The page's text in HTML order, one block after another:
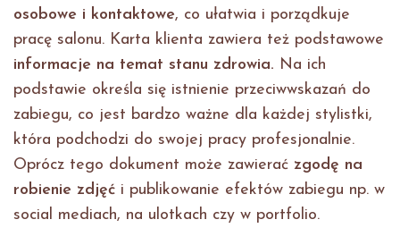
osobowe i kontaktowe, co ułatwia i porządkuje
pracę salonu. Karta klienta zawiera też podstawowe
informacje na temat stanu zdrowia. Na ich
podstawie określa się istnienie przeciwwskazań do
zabiegu, co jest bardzo ważne dla każdej stylistki,
która podchodzi do swojej pracy profesjonalnie.
Oprócz tego dokument może zawierać zgodę na
robienie zdjęć i publikowanie efektów zabiegu np. w
social mediach, na ulotkach czy w portfolio.